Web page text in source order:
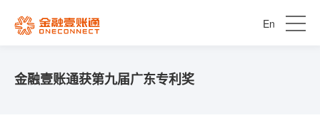
En
金融壹账通获第九届广东专利奖